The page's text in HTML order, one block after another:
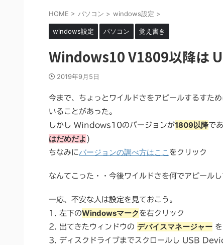
HOME > パソコン > windows設定 >
windows設定 パソコン 覚え書き
Windows10 V1809以降は
2019年9月5日
今まで、ちょっとワイルドさをアピールするすた
いることがあった。
しかし Windows10のバージョンが1809以降で
はだめだよ )
ちなみにバージョンの調べ方はここ をクリック
なんてこった・・今後ワイルドさを何でアピール
一応、不安な人は設定を見ておこう。
1. 左下のWindowsマーク を右クリック
2. 出てきたウィンドウの デバイスマネージャー
3. ディスクドライブまでスクロールし USB